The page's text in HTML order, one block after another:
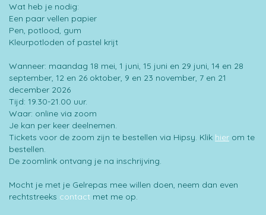
Wat heb je nodig:
Een paar vellen papier
Pen, potlood, gum
Kleurpotloden of pastel krijt
Wanneer: maandag 18 mei, 1 juni, 15 juni en 29 juni, 14 en 28
september, 12 en 26 oktober, 9 en 23 november, 7 en 21
december 2026
Tijd: 19.30-21.00 uur.
Waar: online via zoom
Je kan per keer deelnemen.
Tickets voor de zoom zijn te bestellen via Hipsy. Klik hier om te
bestellen.
De zoomlink ontvang je na inschrijving.
Mocht je met je Gelrepas mee willen doen, neem dan even
rechtstreeks contact met me op.